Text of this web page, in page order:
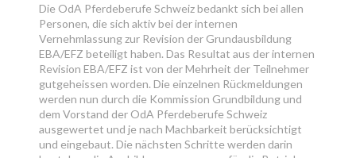
Die OdA Pferdeberufe Schweiz bedankt sich bei allen
Personen, die sich aktiv bei der internen
Vernehmlassung zur Revision der Grundausbildung
EBA/EFZ beteiligt haben. Das Resultat aus der internen
Revision EBA/EFZ ist von der Mehrheit der Teilnehmer
gutgeheissen worden. Die einzelnen Rückmeldungen
werden nun durch die Kommission Grundbildung und
dem Vorstand der OdA Pferdeberufe Schweiz
ausgewertet und je nach Machbarkeit berücksichtigt
und eingebaut. Die nächsten Schritte werden darin